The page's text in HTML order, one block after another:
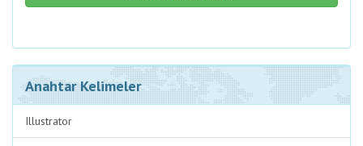
Anahtar Kelimeler
Illustrator